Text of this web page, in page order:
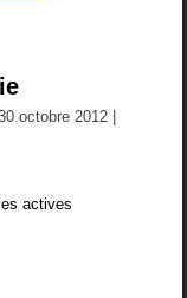
octobre 2012